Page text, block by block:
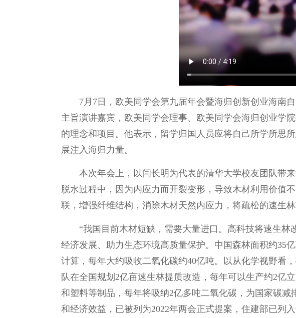
7月7日，欧美同学会第九届年会暨海归创新创业海南
主旨演讲嘉宾，欧美同学会理事、欧美同学会海归创业学
的理念和项目。他表示，留学归国人员应将自己所学所思
展注入海归力量。
本次年会上，以闫长明为代表的清华大学校友团队
脱水过程中，因为内应力而开裂变形，导致木材利用价值
联，增强纤维结构，消除木材天然内应力，将疏松的速生
“我国目前木材短缺，需要大量进口。高科技将速生林
经济发展、助力生态环境高质量保护。中国森林面积约35
计算，每年大约吸收二氧化碳约40亿吨。以从化学视野看
队在全国规划2亿亩速生林提质改造，每年可以生产约2亿
和塑料等制品，每年将吸纳2亿多吨二氧化碳，为国家碳
和经济效益，已被列为2022年两会正式提案，住建部已列